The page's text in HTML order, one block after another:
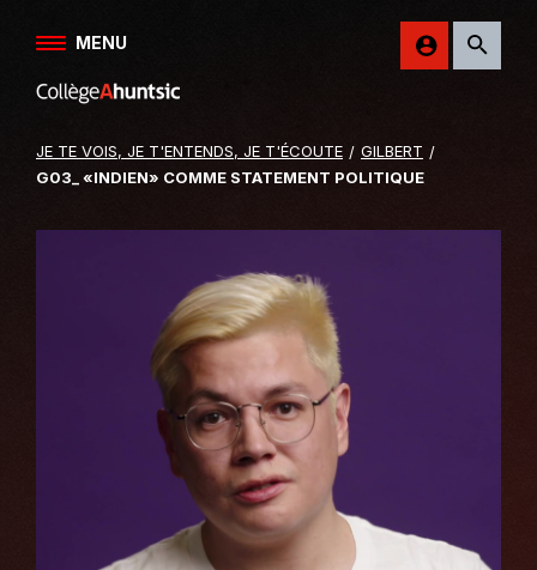
Aller au contenu
MENU
Retour
site
du
Ahuntsic
JE TE VOIS, JE T'ENTENDS, JE T'ÉCOUTE
GILBERT
G03_ «INDIEN» COMME STATEMENT POLITIQUE